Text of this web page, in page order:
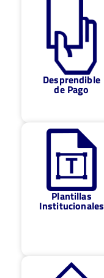
Desprendible
de Pago
Plantillas
Institucionales